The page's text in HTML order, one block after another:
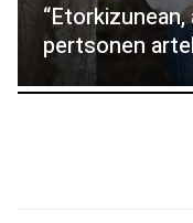
pertsonen